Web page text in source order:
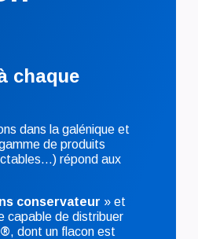
chaque
dans la galénique et
de produits
répond aux
conservateur » et
capable de distribuer
, dont un flacon est